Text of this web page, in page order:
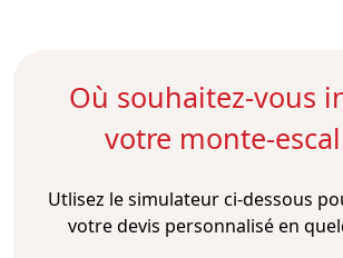
Où souhaitez-vous
votre monte-
Utlisez le simulateur ci-dessous
votre devis personnalisé en